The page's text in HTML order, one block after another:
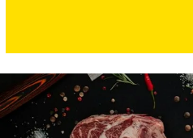
Araştırma